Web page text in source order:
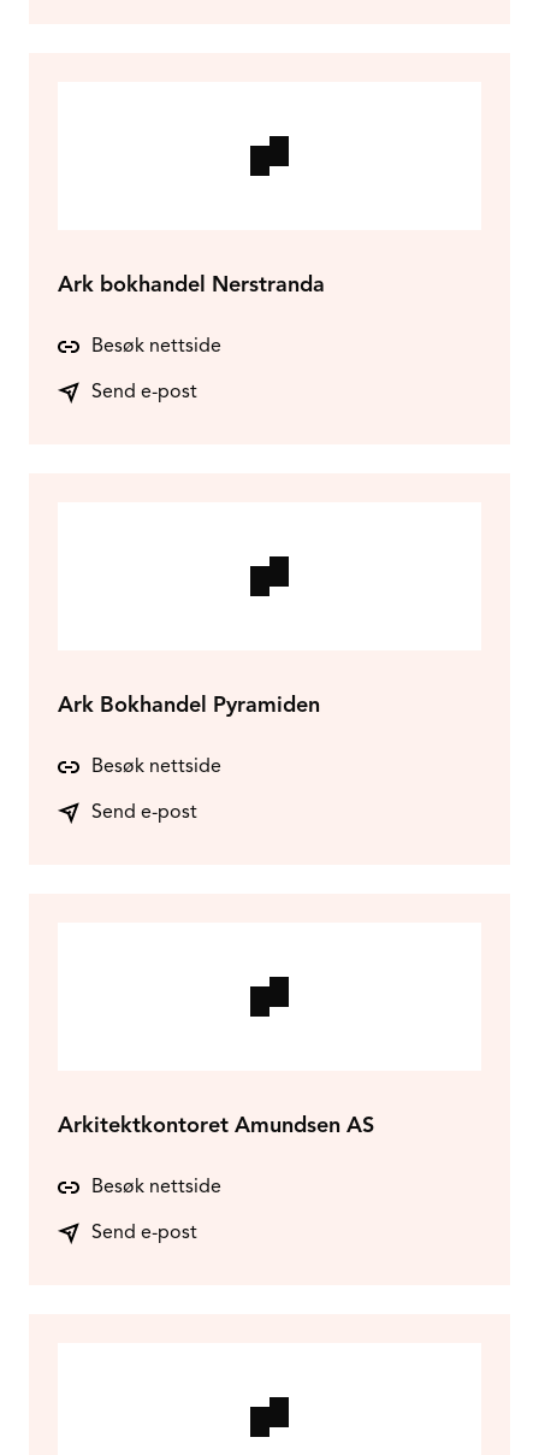
Ark bokhandel Nerstranda
Besøk nettside
Send e-post
Ark Bokhandel Pyramiden
Besøk nettside
Send e-post
Arkitektkontoret Amundsen AS
Besøk nettside
Send e-post